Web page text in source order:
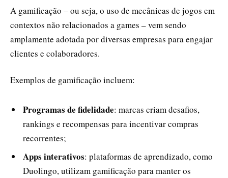
A gamificação – ou seja, o uso de mecânicas de jogos em
contextos não relacionados a games – vem sendo
amplamente adotada por diversas empresas para engajar
clientes e colaboradores.
Exemplos de gamificação incluem:
Programas de fidelidade: marcas criam desafios,
rankings e recompensas para incentivar compras
recorrentes;
Apps interativos: plataformas de aprendizado, como
Duolingo, utilizam gamificação para manter os